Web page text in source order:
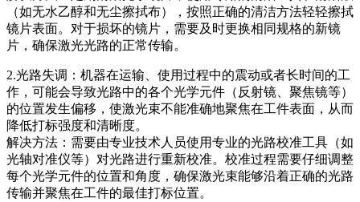
（如无水乙醇和无尘擦拭布），按照正确的清洁方法轻轻擦拭
镜片表面。对于损坏的镜片，需要及时更换相同规格的新镜
片，确保激光光路的正常传输。
2.光路失调：机器在运输、使用过程中的震动或者长时间的工
作，可能会导致光路中的各个光学元件（反射镜、聚焦镜等）
的位置发生偏移，使激光束不能准确地聚焦在工件表面，从而
降低打标强度和清晰度。
解决方法：需要由专业技术人员使用专业的光路校准工具（如
光轴对准仪等）对光路进行重新校准。校准过程需要仔细调整
每个光学元件的位置和角度，确保激光束能够沿着正确的光路
传输并聚焦在工件的最佳打标位置。